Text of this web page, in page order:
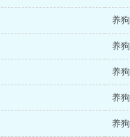
养
养
养
养
养